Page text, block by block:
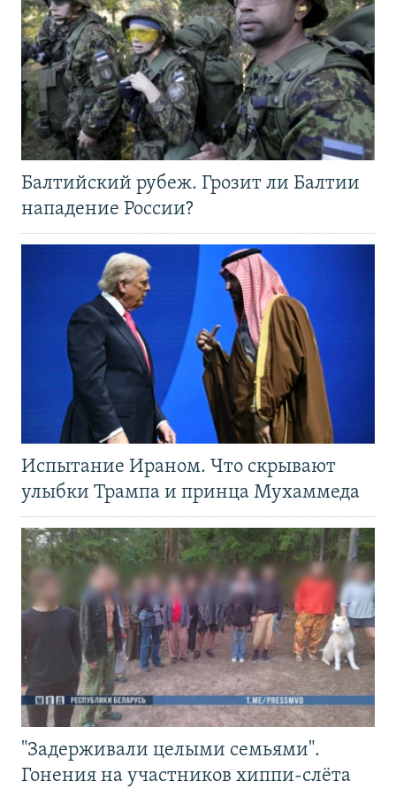
Балтийский рубеж. Грозит ли Балтии
нападение России?
Испытание Ираном. Что скрывают
улыбки Трампа и принца Мухаммеда
"Задерживали целыми семьями".
Гонения на участников хиппи-слёта